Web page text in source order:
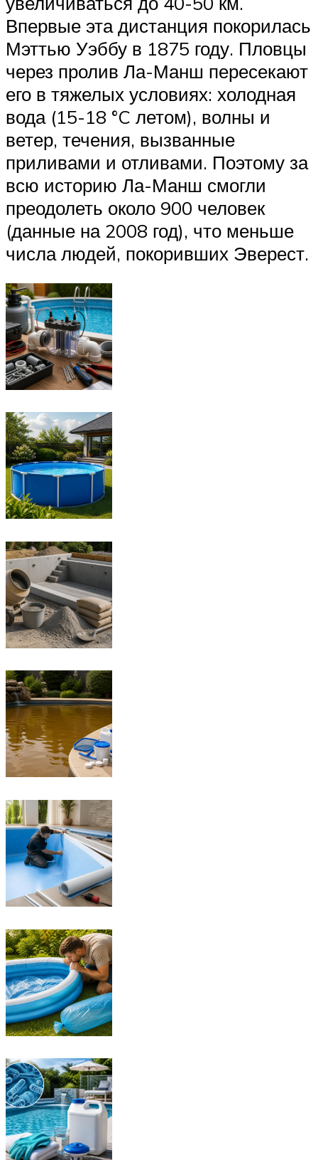
Впервые эта дистанция покорилась
Мэттью Уэббу в 1875 году. Пловцы
через пролив Ла-Манш пересекают
его в тяжелых условиях: холодная
вода (15-18 °C летом), волны и
ветер, течения, вызванные
приливами и отливами. Поэтому за
всю историю Ла-Манш смогли
преодолеть около 900 человек
(данные на 2008 год), что меньше
числа людей, покоривших Эверест.